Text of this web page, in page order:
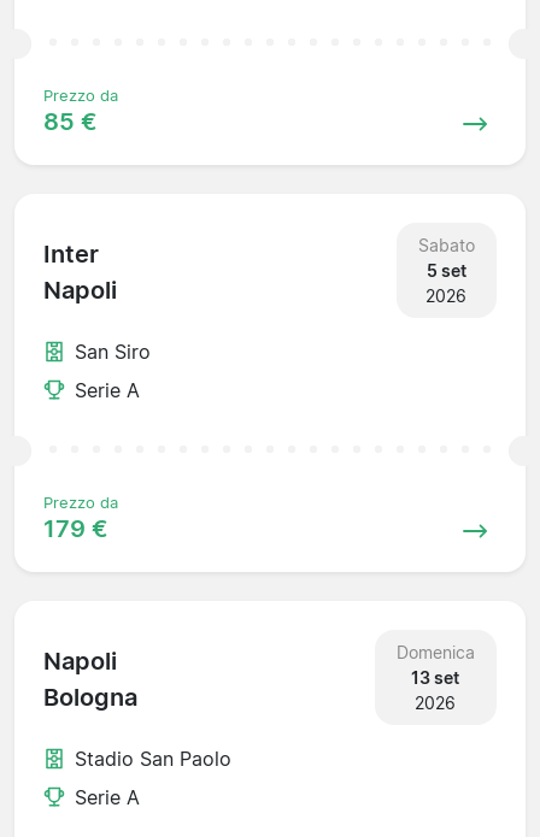
Prezzo da
85 €
Inter
Napoli
Sabato
5 set
2026
San Siro
Serie A
Prezzo da
179 €
Napoli
Bologna
Domenica
13 set
2026
Stadio San Paolo
Serie A